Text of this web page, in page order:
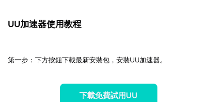
UU加速器使用教程
第一步：下方按鈕下載最新安裝包，安裝UU加速器。
下載免費試用UU